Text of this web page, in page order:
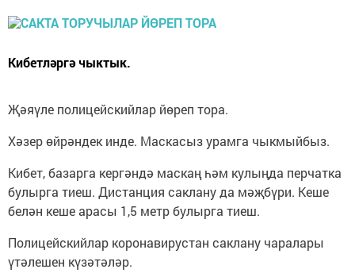
Кибетләргә чыктык.
Җәяүле полицейскийлар йөреп тора.
Хәзер өйрәндек инде. Маскасыз урамга чыкмыйбыз.
Кибет, базарга кергәндә маскаң һәм кулыңда перчатка
булырга тиеш. Дистанция саклану да мәҗбүри. Кеше
белән кеше арасы 1,5 метр булырга тиеш.
Полицейскийлар коронавирустан саклану чаралары
үтәлешен күзәтәләр.